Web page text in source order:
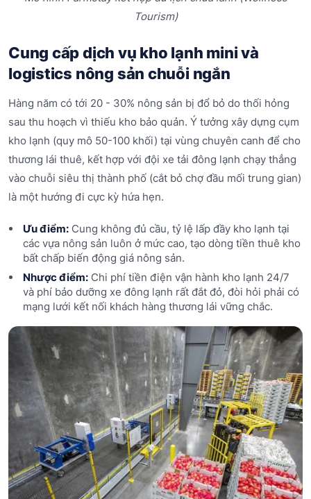
Tourism)
Cung cấp dịch vụ kho lạnh mini và
logistics nông sản chuỗi ngắn
Hàng năm có tới 20 - 30% nông sản bị đổ bỏ do thối hỏng
sau thu hoạch vì thiếu kho bảo quản. Ý tưởng xây dựng cụm
kho lạnh (quy mô 50-100 khối) tại vùng chuyên canh để cho
thương lái thuê, kết hợp với đội xe tải đông lạnh chạy thẳng
vào chuỗi siêu thị thành phố (cắt bỏ chợ đầu mối trung gian)
là một hướng đi cực kỳ hứa hẹn.
Ưu điểm:Cung không đủ cầu, tỷ lệ lấp đầy kho lạnh tại
các vựa nông sản luôn ở mức cao, tạo dòng tiền thuê kho
bất chấp biến động giá nông sản.
Nhược điểm:Chi phí tiền điện vận hành kho lạnh 24/7
và phí bảo dưỡng xe đông lạnh rất đắt đỏ, đòi hỏi phải có
mạng lưới kết nối khách hàng thương lái vững chắc.